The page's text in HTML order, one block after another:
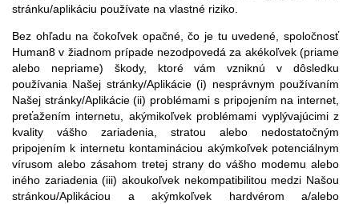
stránku/aplikáciu používate na vlastné riziko.
Bez ohľadu na čokoľvek opačné, čo je tu uvedené, spoločnosť
Human8 v žiadnom prípade nezodpovedá za akékoľvek (priame
alebo nepriame) škody, ktoré vám vzniknú v dôsledku
používania Našej stránky/Aplikácie (i) nesprávnym používaním
Našej stránky/Aplikácie (ii) problémami s pripojením na internet,
preťažením internetu, akýmikoľvek problémami vyplývajúcimi z
kvality vášho zariadenia, stratou alebo nedostatočným
pripojením k internetu kontamináciou akýmkoľvek potenciálnym
vírusom alebo zásahom tretej strany do vášho modemu alebo
iného zariadenia (iii) akoukoľvek nekompatibilitou medzi Našou
stránkou/Aplikáciou a akýmkoľvek hardvérom a/alebo